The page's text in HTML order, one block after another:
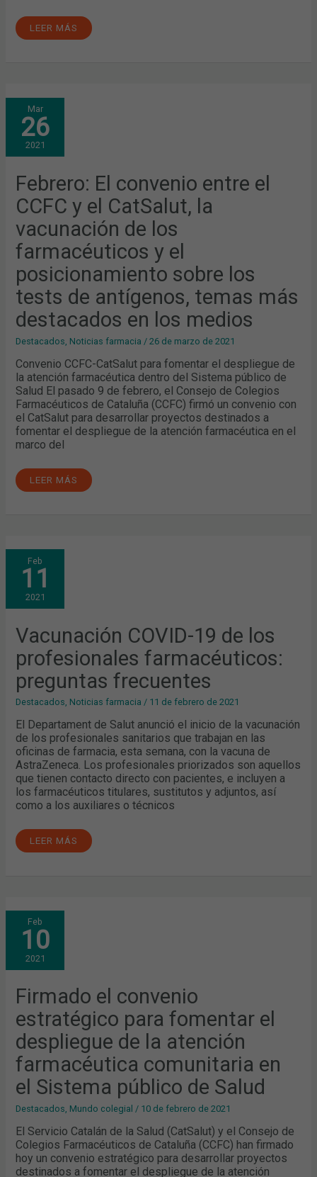
LEER MÁS
Mar
26
2021
Febrero: El convenio entre el
CCFC y el CatSalut, la
vacunación de los
farmacéuticos y el
posicionamiento sobre los
tests de antígenos, temas más
destacados en los medios
Destacados Noticias farmacia /26 de marzo de 2021
Convenio CCFC-CatSalut para fomentar el despliegue de
la atención farmacéutica dentro del Sistema público de
Salud El pasado 9 de febrero, el Consejo de Colegios
Farmacéuticos de Cataluña (CCFC) firmó un convenio con
el CatSalut para desarrollar proyectos destinados a
fomentar el despliegue de la atención farmacéutica en el
marco del
FEBRERO:
EL
CONVENIO
ENTRE
EL
CCFC
Y
CATSALUT,
LA
VACUNACIÓN
DE
LOS
FARMACÉUTICOS
Y
EL
POSICIONAMIENTO
SOBRE
TESTS
ANTÍGENOS,
TEMAS
MÁS
DESTACADOS
LOS
LEER MÁS
Feb
11
2021
Vacunación COVID-19 de los
profesionales farmacéuticos:
preguntas frecuentes
Destacados, Noticias farmacia / 11 de febrero de 2021
El Departament de Salut anunció el inicio de la vacunación
de los profesionales sanitarios que trabajan en las
oficinas de farmacia, esta semana, con la vacuna de
AstraZeneca. Los profesionales priorizados son aquellos
que tienen contacto directo con pacientes, e incluyen a
los farmacéuticos titulares, sustitutos y adjuntos, así
como a los auxiliares o técnicos
VACUNACIÓN
COVID-
19
LOS
PROFESIONALES
FARMACÉUTICOS:
LEER MÁS
Feb
10
2021
Firmado el convenio
estratégico para fomentar el
despliegue de la atención
farmacéutica comunitaria en
el Sistema público de Salud
Destacados, Mundo colegial / 10 de febrero de 2021
El Servicio Catalán de la Salud (CatSalut) y el Consejo de
Colegios Farmacéuticos de Cataluña (CCFC) han firmado
hoy un convenio estratégico para desarrollar proyectos
destinados a fomentar el despliegue de la atención
FIRMADO
EL
CONVENIO
ESTRATÉGICO
PARA
FOMENTAR
EL
DE
LA
ATENCIÓN
FARMACÉUTICA
COMUNITARIA
EL
SISTEMA
PÚBLICO
DE
SALUD